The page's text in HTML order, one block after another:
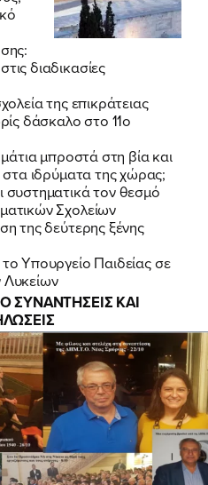
διαδικασίες
της επικράτειας
δάσκαλο στο 11ο
μπροστά στη βία και
στα ιδρύματα της χώρας;
τον θεσμό
Σχολείων
της δεύτερης ξένης
Υπουργείο Παιδείας σε
Λυκείων
ΣΥΝΑΝΤΗΣΕΙΣ ΚΑΙ